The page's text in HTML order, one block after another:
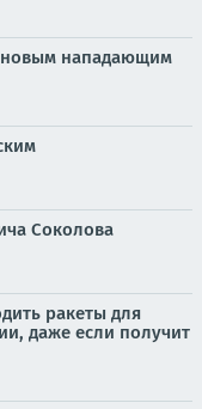
новым нападающим
Соколова
ракеты для
даже если получит